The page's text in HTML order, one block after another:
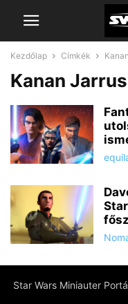
Kezdőlap Címkék
Kanan Jarrus
Star Wars Miniauter